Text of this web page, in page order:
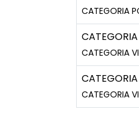
CATEGORIA
CATEGORIA
CATEGORIA